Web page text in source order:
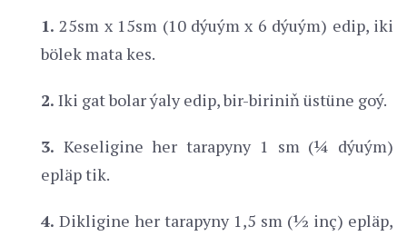
1. 25sm x 15sm (10 dýuým x 6 dýuým) edip, iki
bölek mata kes.
2. Iki gat bolar ýaly edip, bir-biriniň üstüne goý.
3. Keseligine her tarapyny 1 sm (¼ dýuým)
epläp tik.
4. Dikligine her tarapyny 1,5 sm (½ inç) epläp,